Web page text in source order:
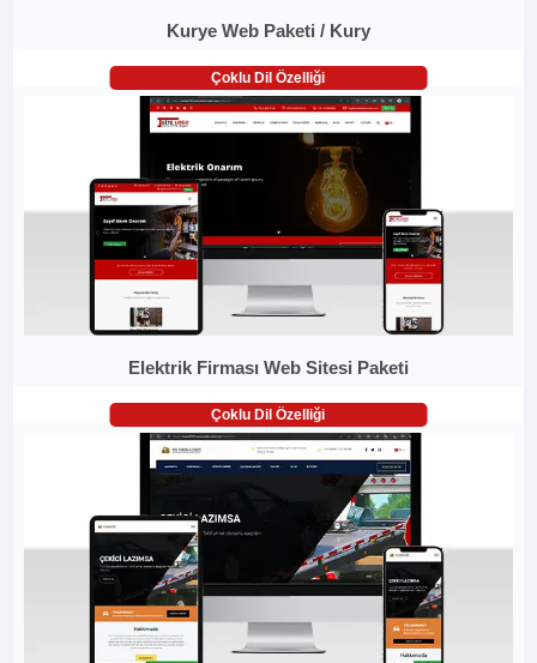
Kurye Web Paketi / Kury
Çoklu Dil Özelliği
Elektrik Firması Web Sitesi Paketi
Çoklu Dil Özelliği